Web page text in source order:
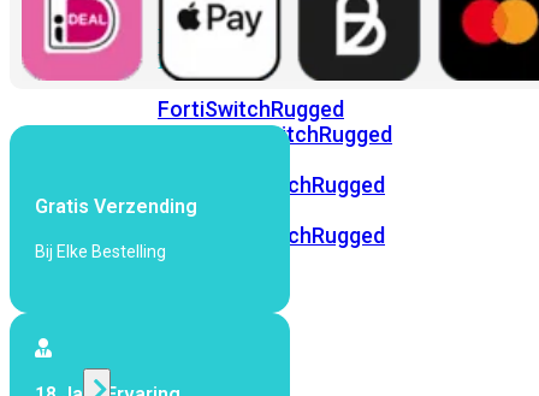
FortiSwitch
Ruggedized
FortiSwitchRugged
FortiSwitchRugged
FortiSwitchRugged
216F-
FortiSwitchRugged
424F-
Gratis Verzending
Bij Elke Bestelling